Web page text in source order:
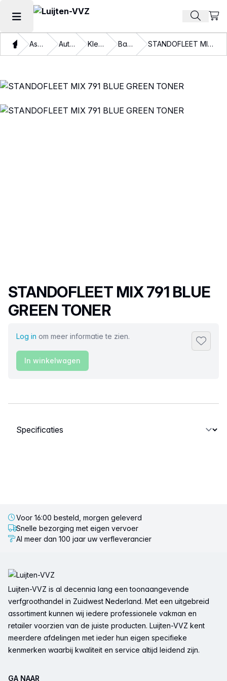
Hoofdmenu openen Zoek
ThuisAssortiment Autolakken Kleurlakken Basislakken STANDOFLEET MIX 791 BLUE GREEN TONER
Productnaam
STANDOFLEET MIX 791 BLUE
GREEN TONER
Log in om meer informatie te zien.
In winkelwagen
Selecteer een tabblad
Voor 16:00 besteld, morgen geleverd
Snelle bezorging met eigen vervoer
Al meer dan 100 jaar uw verfleverancier
Luijten-VVZ is al decennia lang een toonaangevende
verfgroothandel in Zuidwest Nederland. Met een uitgebreid
assortiment kunnen wij iedere professionele vakman en
retailer voorzien van de juiste producten. Luijten-VVZ kent
meerdere afdelingen met ieder hun eigen specifieke
kenmerken waarbij kwaliteit en service altijd leidend zijn.
GA NAAR